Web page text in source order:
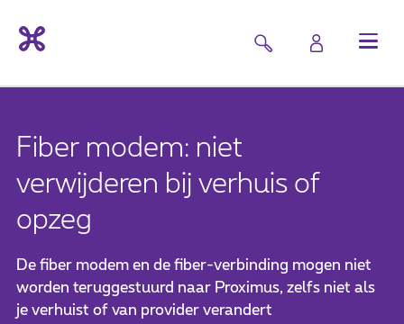
Fiber modem: niet
verwijderen bij verhuis of
opzeg
De fiber modem en de fiber-verbinding mogen niet
worden teruggestuurd naar Proximus, zelfs niet als
je verhuist of van provider verandert